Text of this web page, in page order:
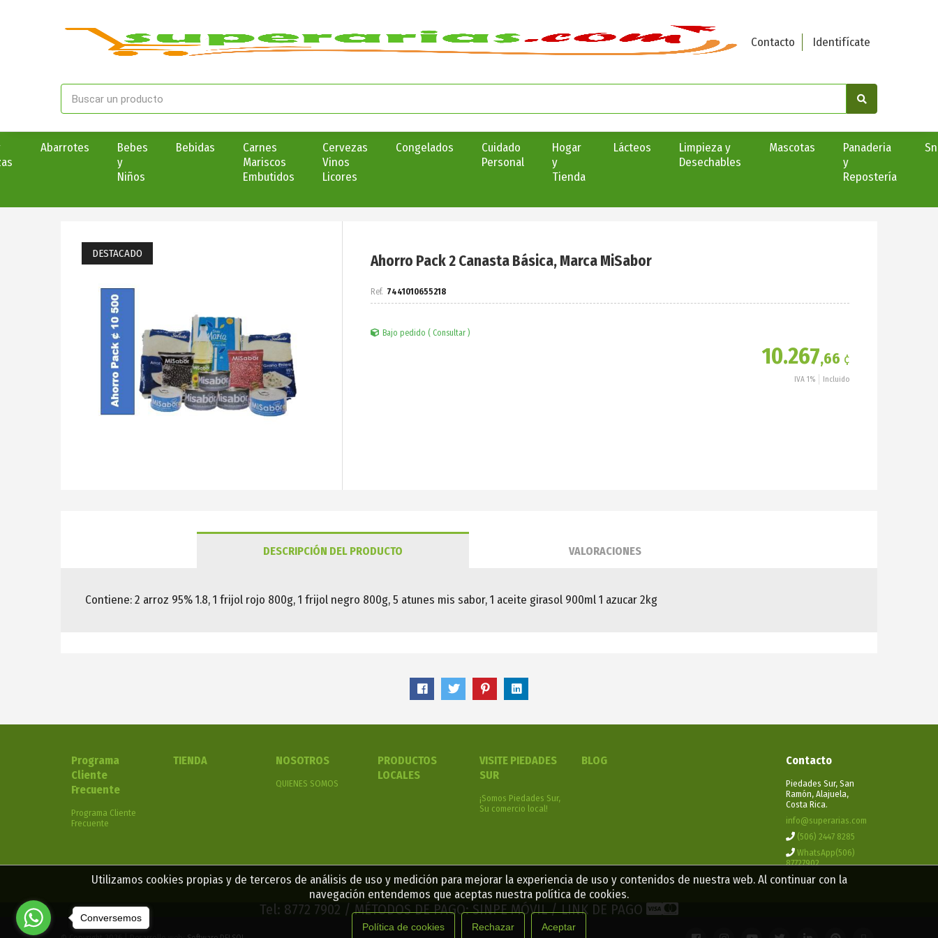
Contacto Identifícate
Abarrotes
Bebes
y
Niños
Bebidas
Carnes
Mariscos
Embutidos
Cervezas
Vinos
Licores
Congelados
Cuidado
Personal
Hogar
y
Tienda
Lácteos
Limpieza y
Desechables
Mascotas
Panaderia
y
Repostería
DESTACADO Ahorro Pack 2 Canasta Básica, Marca MiSabor
7441010655218
Bajo pedido ( Consultar )
10.267,66 ¢
IVA 1% Incluido
DESCRIPCIÓN DEL PRODUCTO VALORACIONES
Contiene: 2 arroz 95% 1.8, 1 frijol rojo 800g, 1 frijol negro 800g, 5 atunes mis sabor, 1 aceite girasol 900ml 1 azucar 2kg
Programa
Cliente
Frecuente
Programa Cliente
Frecuente
TIENDA NOSOTROS
QUIENES SOMOS
PRODUCTOS
LOCALES
VISITE PIEDADES
SUR
¡Somos Piedades Sur,
Su comercio local!
BLOG Contacto
Piedades Sur, San
Ramón, Alajuela,
Costa Rica.
info@superarias.com
(506) 2447 8285
WhatsApp(506)
87727902
Tel: 8772 7902 / MÉTODOS DE PAGO: SINPE MÓVIL / LINK DE PAGO
Utilizamos cookies propias y de terceros de análisis de uso y medición para mejorar la experiencia de uso y contenidos de nuestra web. Al continuar con la
navegación entendemos que aceptas nuestra política de cookies.
Política de cookies Rechazar Aceptar
Conversemos